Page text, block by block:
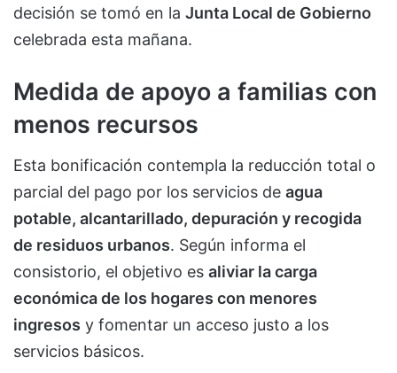
decisión se tomó en la Junta Local de Gobierno
celebrada esta mañana.
Medida de apoyo a familias con
menos recursos
Esta bonificación contempla la reducción total o
parcial del pago por los servicios de agua
potable, alcantarillado, depuración y recogida
de residuos urbanos. Según informa el
consistorio, el objetivo es aliviar la carga
económica de los hogares con menores
ingresos y fomentar un acceso justo a los
servicios básicos.